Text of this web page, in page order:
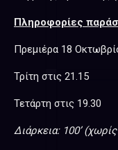
Πληροφορίες
Πρεμιέρα 18
Τρίτη στις 21.15
Τετάρτη στις 19.30
Διάρκεια: 100’